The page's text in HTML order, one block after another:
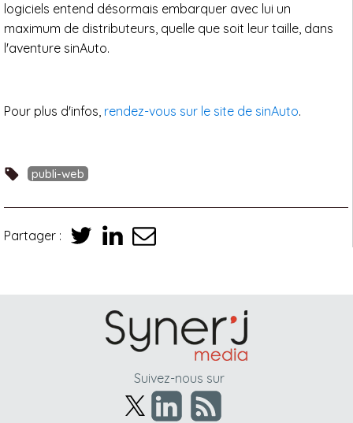
logiciels entend désormais embarquer avec lui un
maximum de distributeurs, quelle que soit leur taille, dans
l'aventure sinAuto.
Pour plus d'infos, rendez-vous sur le site de sinAuto.
publi-web
Partager :
Suivez-nous sur